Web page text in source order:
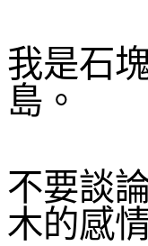
我是石
島。
不要談
木的感